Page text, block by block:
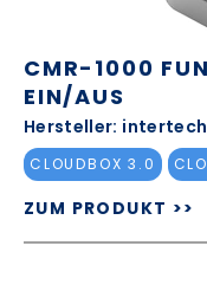
CMR-1000
EIN/AUS
Hersteller:
CLOUDBOX 3.0
ZUM PRODUKT >>